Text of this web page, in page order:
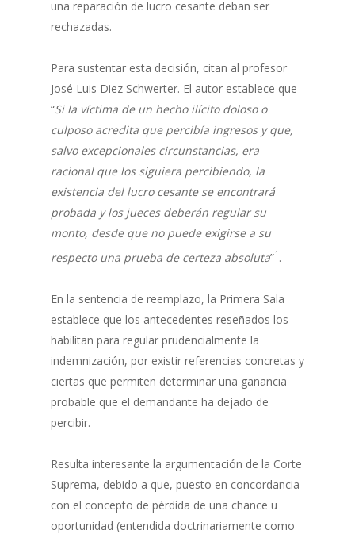
una reparación de lucro cesante deban ser
rechazadas.
Para sustentar esta decisión, citan al profesor
José Luis Diez Schwerter. El autor establece que
“Si la víctima de un hecho ilícito doloso o
culposo acredita que percibía ingresos y que,
salvo excepcionales circunstancias, era
racional que los siguiera percibiendo, la
existencia del lucro cesante se encontrará
probada y los jueces deberán regular su
monto, desde que no puede exigirse a su
respecto una prueba de certeza absoluta”1 .
En la sentencia de reemplazo, la Primera Sala
establece que los antecedentes reseñados los
habilitan para regular prudencialmente la
indemnización, por existir referencias concretas y
ciertas que permiten determinar una ganancia
probable que el demandante ha dejado de
percibir.
Resulta interesante la argumentación de la Corte
Suprema, debido a que, puesto en concordancia
con el concepto de pérdida de una chance u
oportunidad (entendida doctrinariamente como